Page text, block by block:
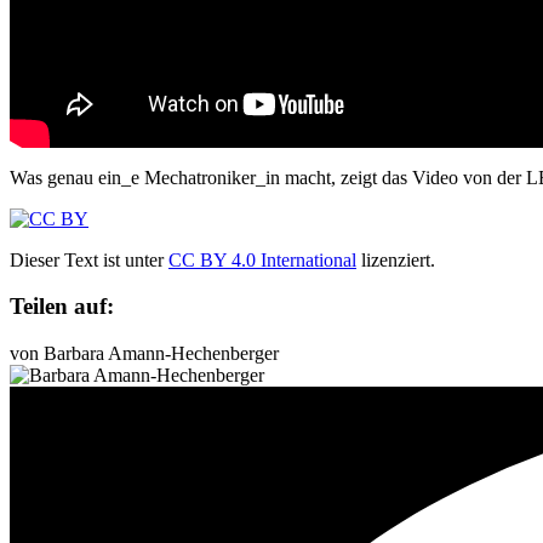
Was genau ein_e Mechatroniker_in macht, zeigt das Video von der
Dieser Text ist unterCC BY 4.0 International lizenziert.
Teilen auf:
von Barbara Amann-Hechenberger